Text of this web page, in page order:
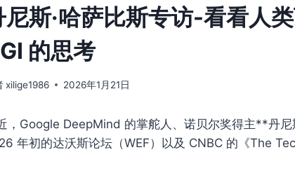
尼斯·哈萨比斯专访-看看人
的思考
xilige1986 2026年1月21日
，Google DeepMind 的掌舵人、诺贝尔奖得主**丹
年初的达沃斯论坛（WEF）以及 CNBC 的《The